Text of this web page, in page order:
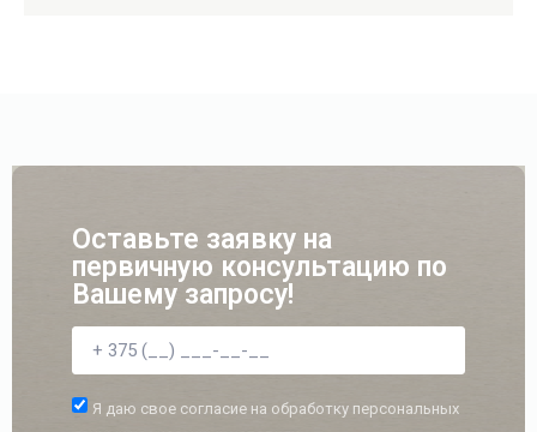
Оставьте заявку на
первичную консультацию по
Вашему запросу!
Я даю свое согласие на обработку персональных